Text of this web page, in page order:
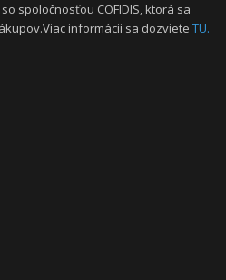
spoločnosťou COFIDIS, ktorá sa
informácii sa dozvieteTU.